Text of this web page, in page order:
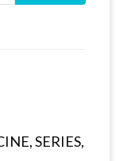
SERIES,